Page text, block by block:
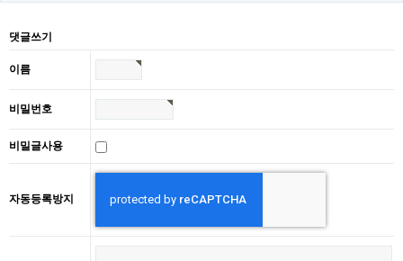
댓글쓰기
이름
비밀번호
비밀글사용
자동등록방지